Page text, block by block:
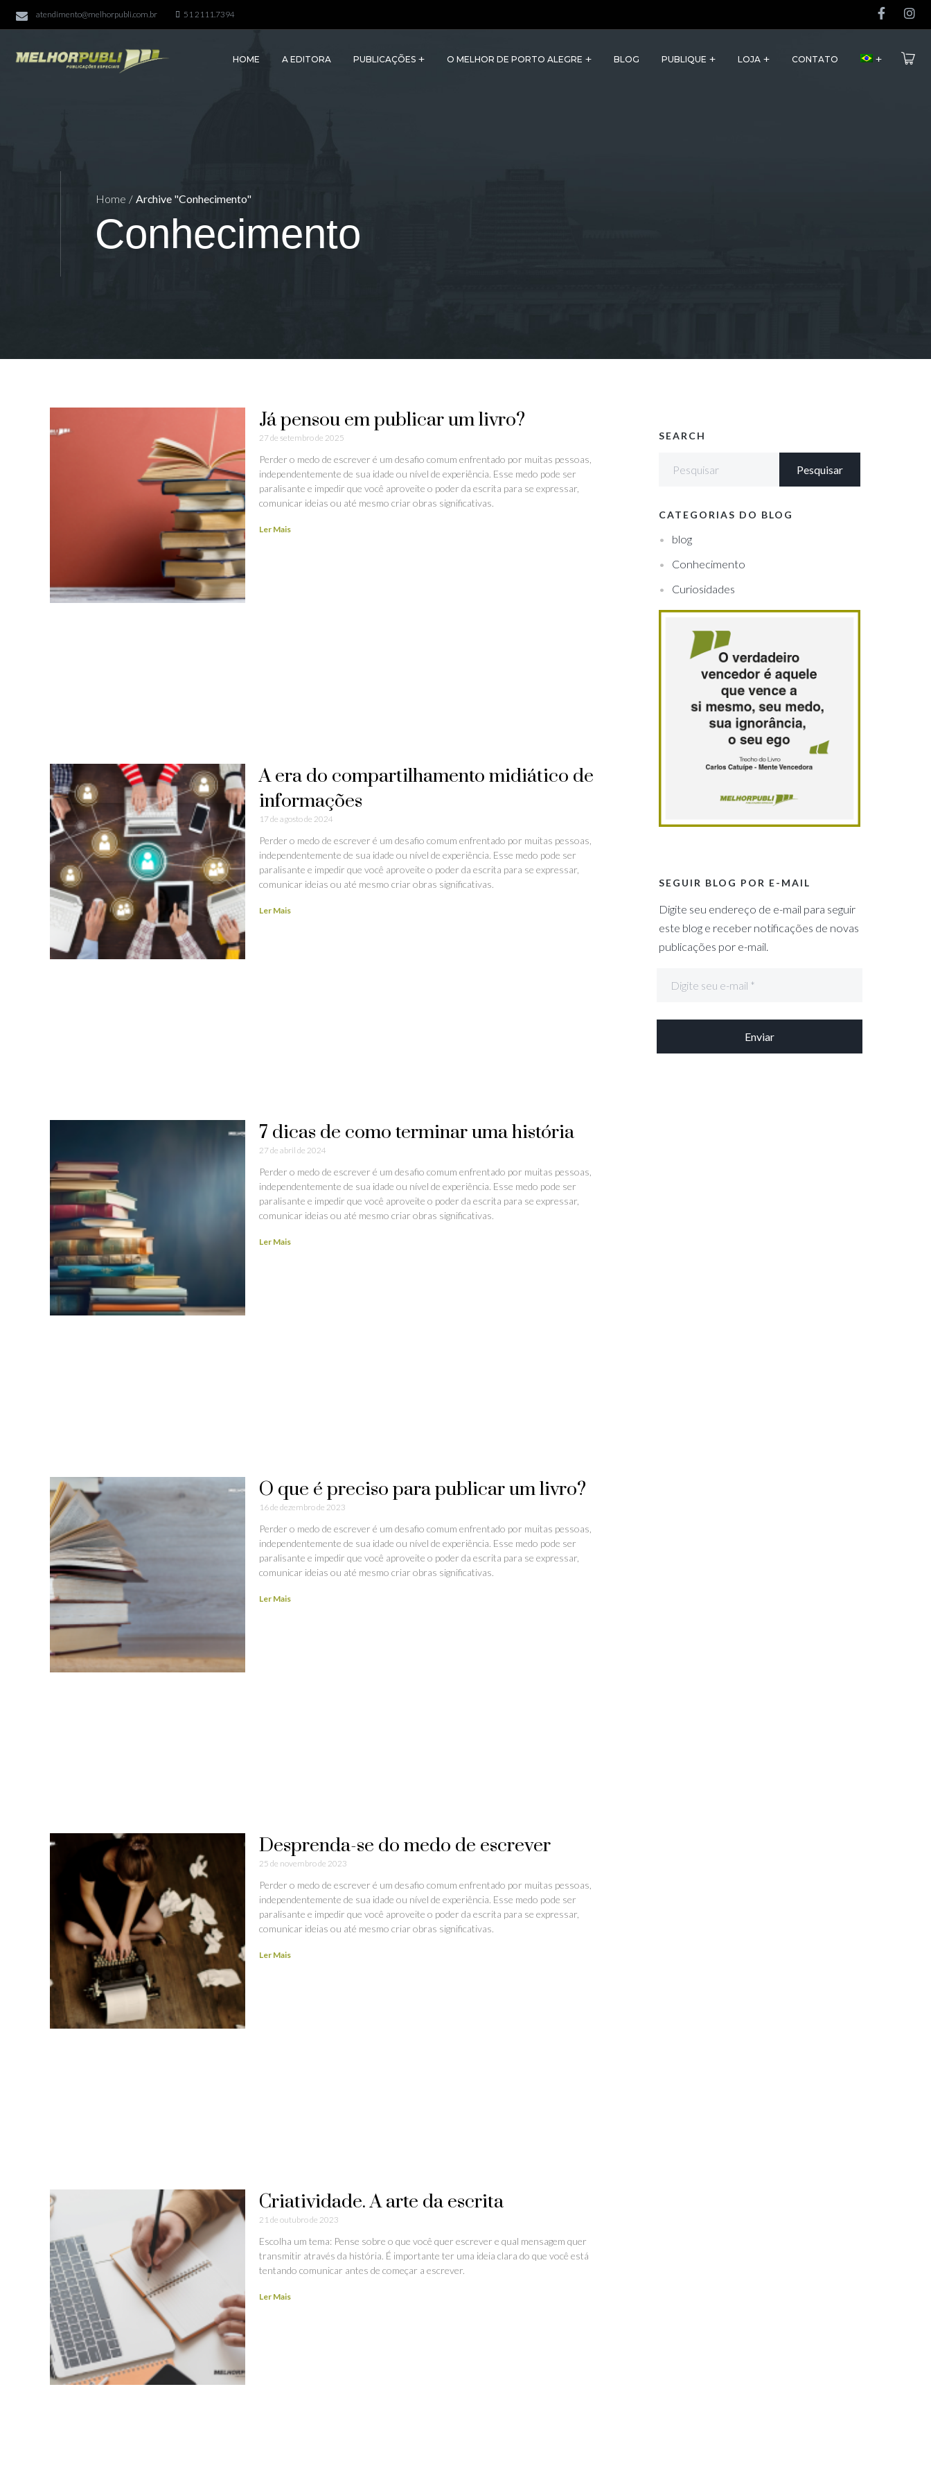
atendimento@melhorpubli.com.br 51 2111.7394
HOME A EDITORA PUBLICAÇÕES O MELHOR DE PORTO ALEGRE BLOG PUBLIQUE LOJA CONTATO
Home / Archive "Conhecimento"
Conhecimento
Já pensou em publicar um livro?
27 de setembro de 2025
Perder o medo de escrever é um desafio comum enfrentado por muitas pessoas,
independentemente de sua idade ou nível de experiência. Esse medo pode ser
paralisante e impedir que você aproveite o poder da escrita para se expressar,
comunicar ideias ou até mesmo criar obras significativas.
Ler Mais
A era do compartilhamento midiático de
informações
17 de agosto de 2024
Perder o medo de escrever é um desafio comum enfrentado por muitas pessoas,
independentemente de sua idade ou nível de experiência. Esse medo pode ser
paralisante e impedir que você aproveite o poder da escrita para se expressar,
comunicar ideias ou até mesmo criar obras significativas.
Ler Mais
7 dicas de como terminar uma história
27 de abril de 2024
Perder o medo de escrever é um desafio comum enfrentado por muitas pessoas,
independentemente de sua idade ou nível de experiência. Esse medo pode ser
paralisante e impedir que você aproveite o poder da escrita para se expressar,
comunicar ideias ou até mesmo criar obras significativas.
Ler Mais
O que é preciso para publicar um livro?
16 de dezembro de 2023
Perder o medo de escrever é um desafio comum enfrentado por muitas pessoas,
independentemente de sua idade ou nível de experiência. Esse medo pode ser
paralisante e impedir que você aproveite o poder da escrita para se expressar,
comunicar ideias ou até mesmo criar obras significativas.
Ler Mais
Desprenda-se do medo de escrever
25 de novembro de 2023
Perder o medo de escrever é um desafio comum enfrentado por muitas pessoas,
independentemente de sua idade ou nível de experiência. Esse medo pode ser
paralisante e impedir que você aproveite o poder da escrita para se expressar,
comunicar ideias ou até mesmo criar obras significativas.
Ler Mais
Criatividade. A arte da escrita
21 de outubro de 2023
Escolha um tema: Pense sobre o que você quer escrever e qual mensagem quer
transmitir através da história. É importante ter uma ideia clara do que você está
tentando comunicar antes de começar a escrever.
Ler Mais
SEARCH
CATEGORIAS DO BLOG
blog
Conhecimento
Curiosidades
SEGUIR BLOG POR E-MAIL
Digite seu endereço de e-mail para seguir
este blog e receber notificações de novas
publicações por e-mail.